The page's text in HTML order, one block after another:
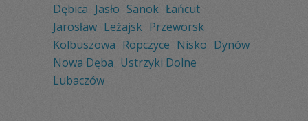
Dębica Jasło Sanok Łańcut
Jarosław Leżajsk Przeworsk
Kolbuszowa Ropczyce Nisko Dynów
Nowa Dęba Ustrzyki Dolne
Lubaczów